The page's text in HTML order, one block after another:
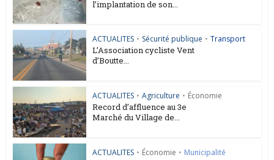
l’implantation de son...
ACTUALITES • Sécurité publique • Transport
L’Association cycliste Vent
d’Boutte...
ACTUALITES • Agriculture • Économie
Record d’affluence au 3e
Marché du Village de...
ACTUALITES • Économie • Municipalité